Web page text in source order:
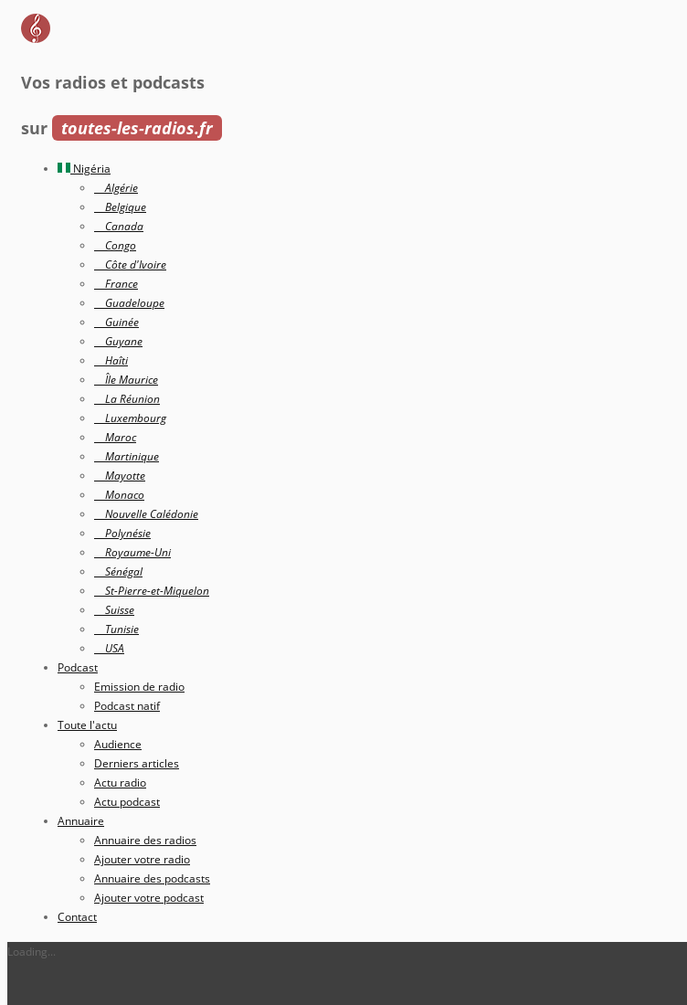
Vos radios et podcasts
sur toutes-les-radios.fr
Nigéria
Algérie
Belgique
Canada
Congo
Côte d'Ivoire
France
Guadeloupe
Guinée
Guyane
Haîti
Île Maurice
La Réunion
Luxembourg
Maroc
Martinique
Mayotte
Monaco
Nouvelle Calédonie
Polynésie
Royaume-Uni
Sénégal
St-Pierre-et-Miquelon
Suisse
Tunisie
USA
Podcast
Emission de radio
Podcast natif
Toute l'actu
Audience
Derniers articles
Actu radio
Actu podcast
Annuaire
Annuaire des radios
Ajouter votre radio
Annuaire des podcasts
Ajouter votre podcast
Contact
Loading...